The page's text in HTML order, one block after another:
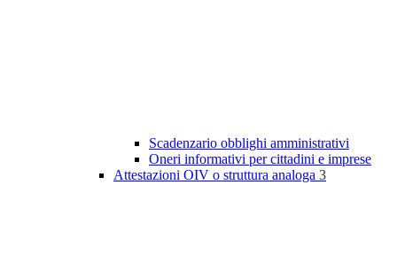
Scadenzario obblighi amministrativi
Oneri informativi per cittadini e imprese
Attestazioni OIV o struttura analoga 3